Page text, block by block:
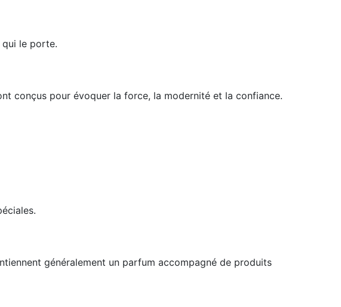
qui le porte.
conçus pour évoquer la force, la modernité et la confiance.
généralement un parfum accompagné de produits